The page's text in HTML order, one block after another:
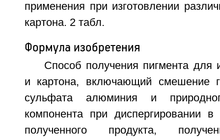
применения при изготовлении
картона. 2 табл.
Формула изобретения
Способ получения пигмента для
и картона, включающий смешение
сульфата алюминия и
компонента при диспергировании
полученного продукта,